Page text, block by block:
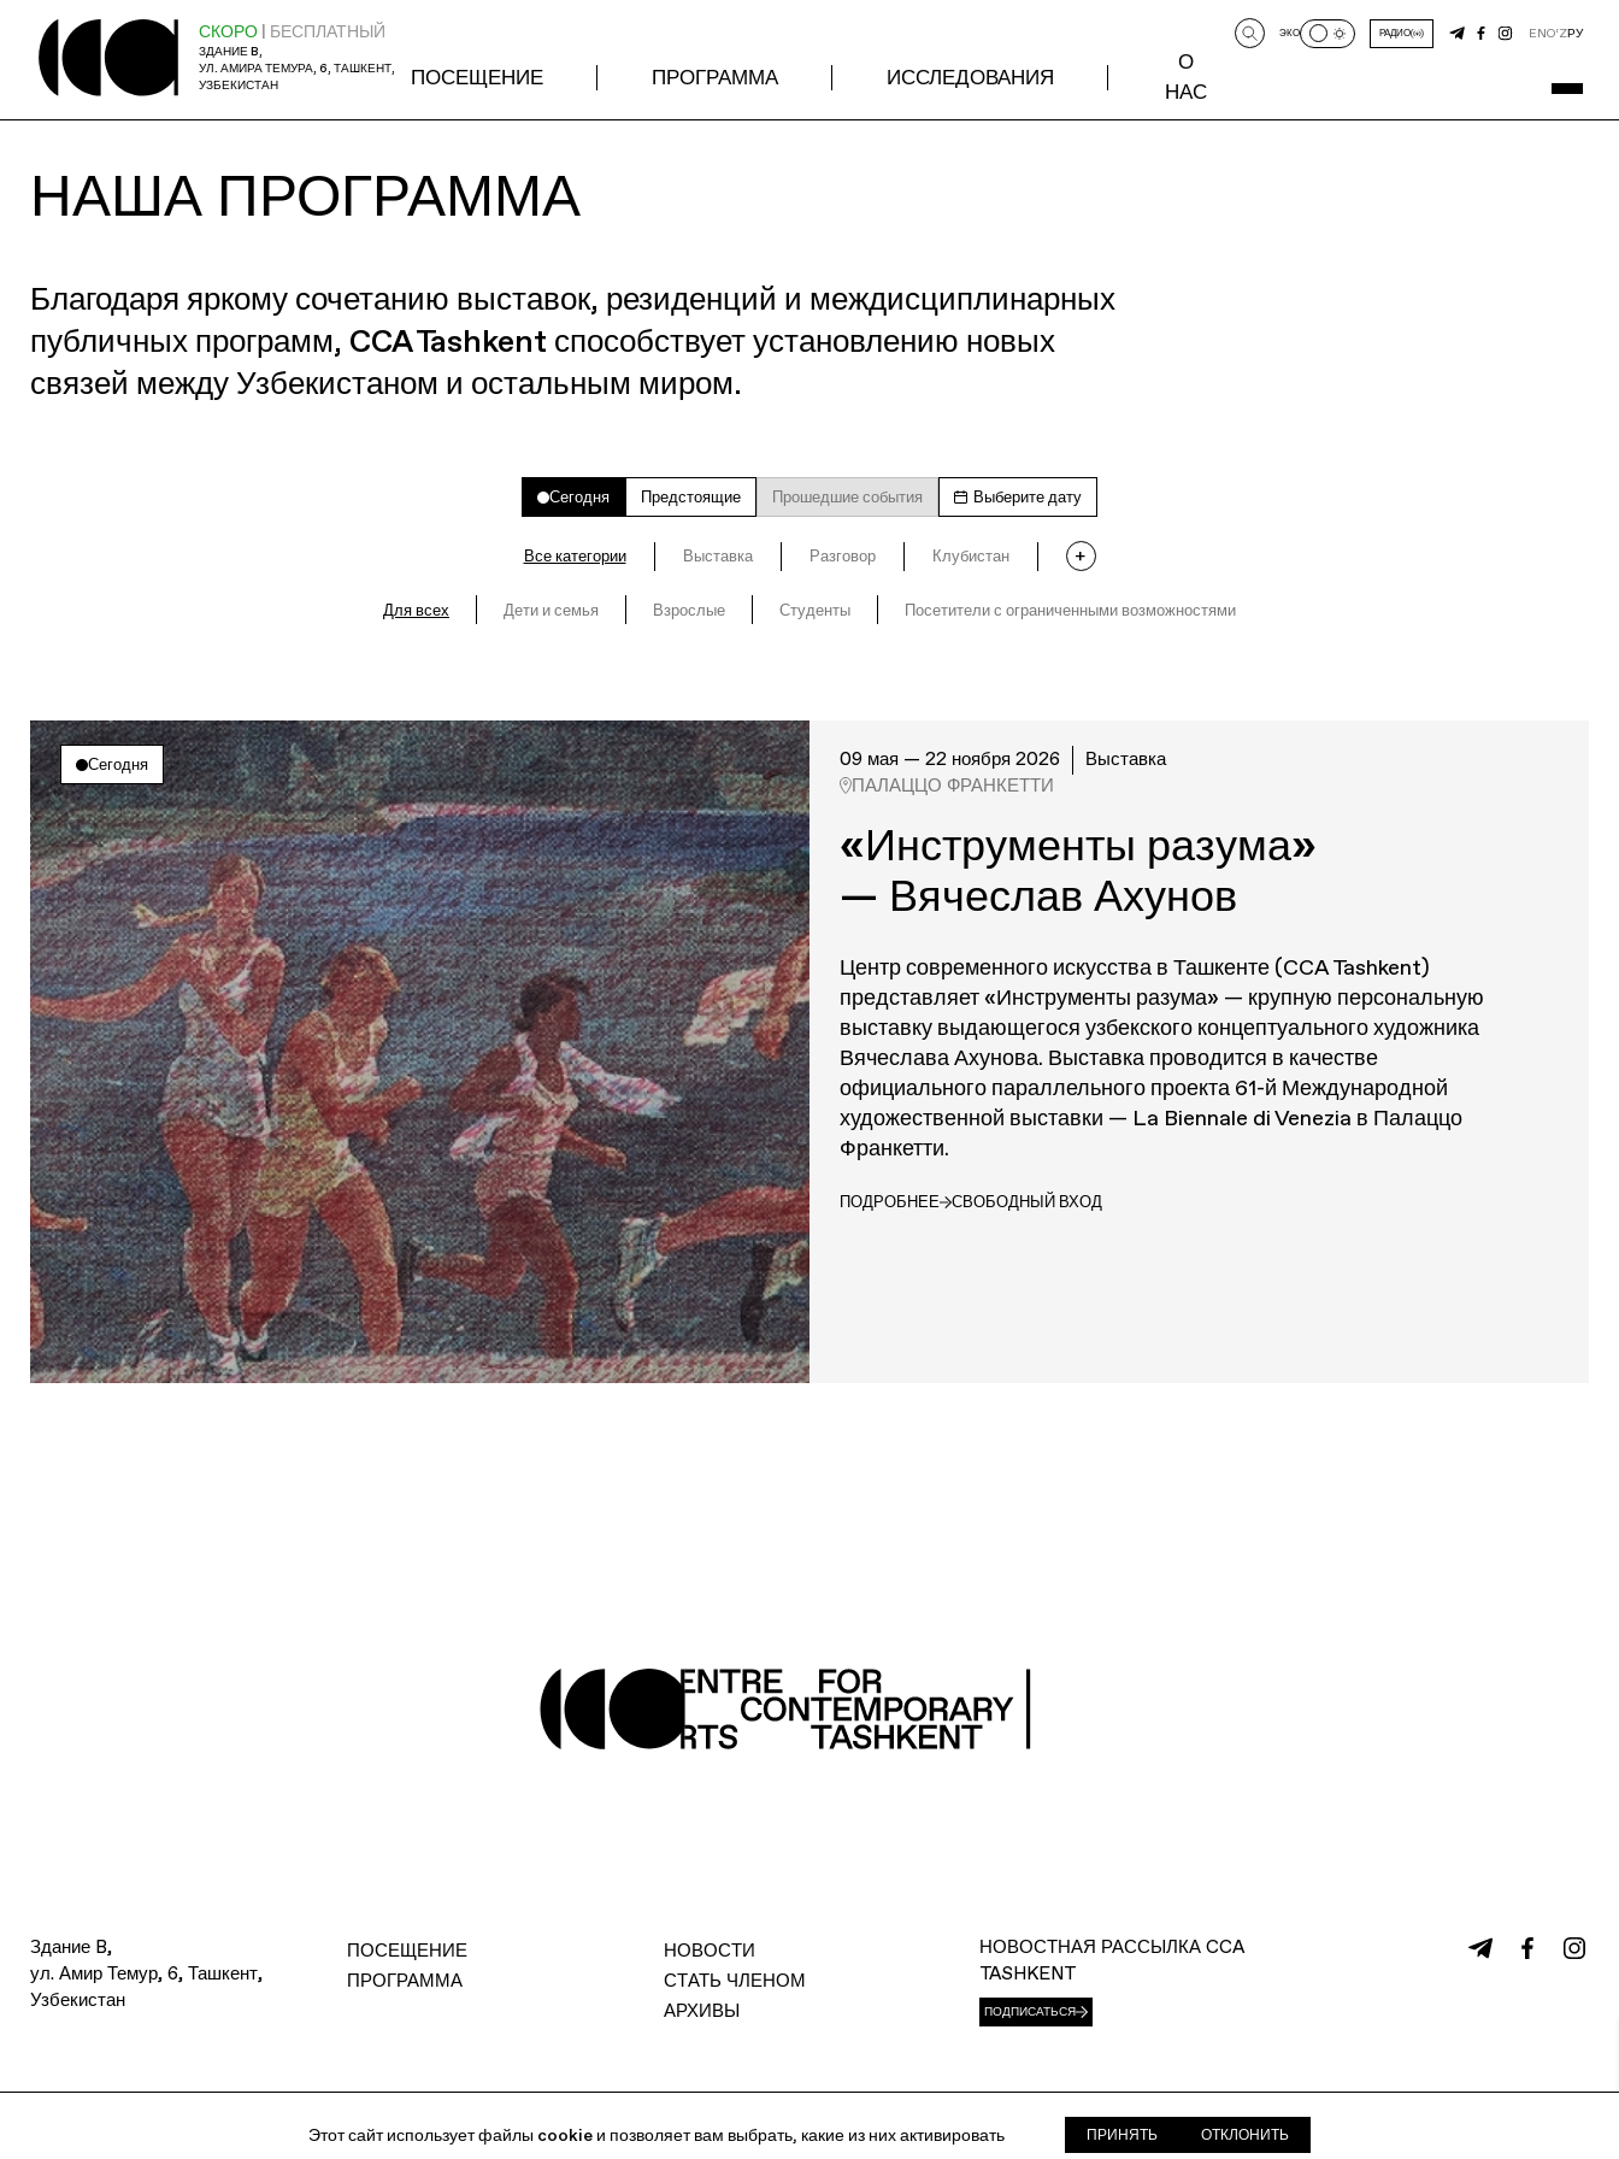
СКОРО | БЕСПЛАТНЫЙ
ЗДАНИЕ B,
УЛ. АМИРА ТЕМУРА, 6, ТАШКЕНТ,
УЗБЕКИСТАН
ПОСЕЩЕНИЕ ПРОГРАММА ИССЛЕДОВАНИЯ
О
НАС
ЭКО РАДИО ENO‘ZРУ
НАША ПРОГРАММА
Благодаря яркому сочетанию выставок, резиденций и междисциплинарных
публичных программ, CCA Tashkent способствует установлению новых
связей между Узбекистаном и остальным миром.
Сегодня Предстоящие Прошедшие события Выберите дату
Все категории Выставка Разговор Клубистан
Для всех Дети и семья Взрослые Студенты Посетители с ограниченными возможностями
Сегодня 09 мая — 22 ноября 2026
Выставка
ПАЛАЦЦО ФРАНКЕТТИ
«Инструменты разума»
— Вячеслав Ахунов
Центр современного искусства в Ташкенте (CCA Tashkent)
представляет «Инструменты разума» — крупную персональную
выставку выдающегося узбекского концептуального художника
Вячеслава Ахунова. Выставка проводится в качестве
официального параллельного проекта 61-й Международной
художественной выставки — La Biennale di Venezia в Палаццо
Франкетти.
ПОДРОБНЕЕ СВОБОДНЫЙ ВХОД
Здание B,
ул. Амир Темур, 6, Ташкент,
Узбекистан
ПОСЕЩЕНИЕ
ПРОГРАММА
НОВОСТИ
СТАТЬ ЧЛЕНОМ
АРХИВЫ
НОВОСТНАЯ РАССЫЛКА CCA
TASHKENT
ПОДПИСАТЬСЯ
конфиденциальностиЭтот сайт использует файлы cookie и позволяет вам выбрать, какие из них активировать ПРИНЯТЬ ОТКЛОНИТЬ